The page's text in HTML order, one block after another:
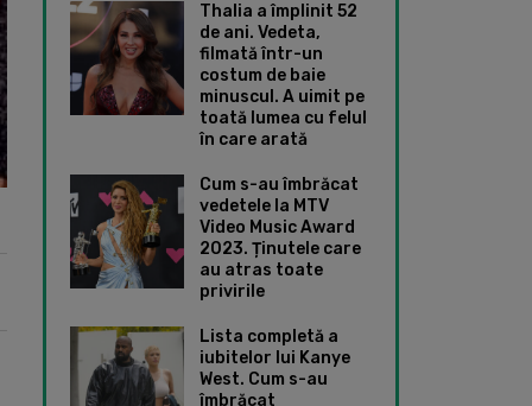
Thalia a împlinit 52
de ani. Vedeta,
filmată într-un
costum de baie
minuscul. A uimit pe
toată lumea cu felul
în care arată
Cum s-au îmbrăcat
vedetele la MTV
Video Music Award
2023. Ținutele care
au atras toate
privirile
Lista completă a
iubitelor lui Kanye
West. Cum s-au
îmbrăcat